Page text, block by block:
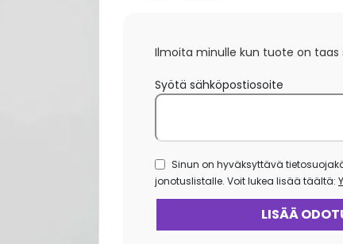
Ilmoita minulle kun tuote on taas
Syötä sähköpostiosoite
Sinun on hyväksyttävä
jonotuslistalle. Voit lukea lisää täältä: